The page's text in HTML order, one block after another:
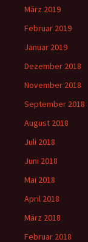
März 2019
Februar 2019
Januar 2019
Dezember 2018
November 2018
September 2018
August 2018
Juli 2018
Juni 2018
Mai 2018
April 2018
März 2018
Februar 2018